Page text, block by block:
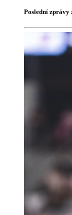
Poslední zprávy